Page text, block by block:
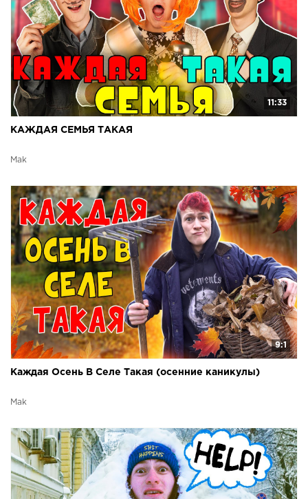
11:33
КАЖДАЯ СЕМЬЯ ТАКАЯ
Mak
9:1
Каждая Осень В Селе Такая (осенние каникулы)
Mak